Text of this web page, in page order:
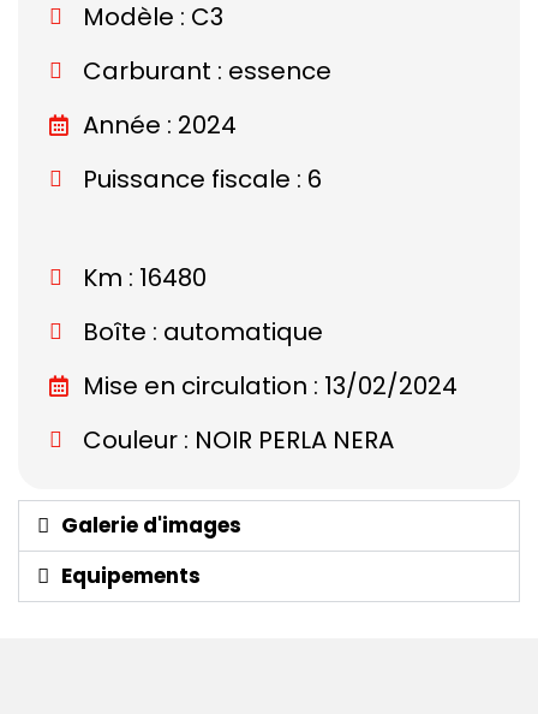
Modèle : C3
Carburant : essence
Année : 2024
Puissance fiscale : 6
Km : 16480
Boîte : automatique
Mise en circulation : 13/02/2024
Couleur : NOIR PERLA NERA
Galerie d'images
Equipements